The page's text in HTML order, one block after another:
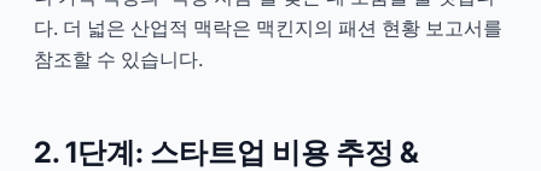
다. 더 넓은 산업적 맥락은 맥킨지의 패션 현황 보고서를
참조할 수 있습니다.
2. 1단계: 스타트업 비용 추정 &